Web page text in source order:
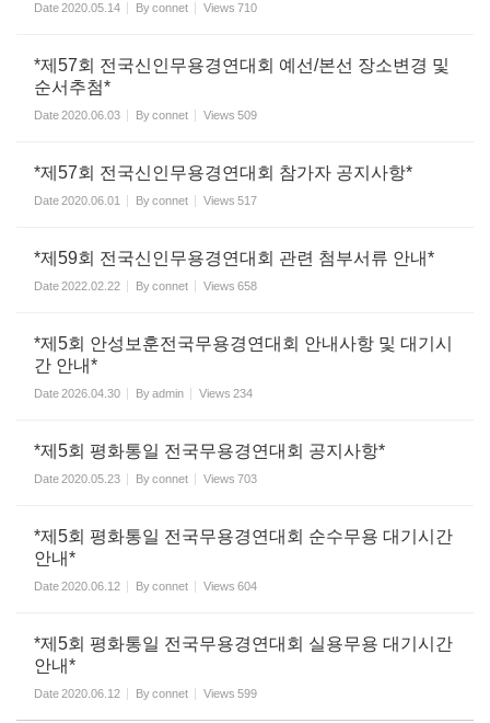
Date2020.05.14 Byconnet Views 710
*제57회 전국신인무용경연대회 예선/본선 장소변경 및
순서추첨*
Date2020.06.03 Byconnet Views 509
*제57회 전국신인무용경연대회 참가자 공지사항*
Date2020.06.01 Byconnet Views 517
*제59회 전국신인무용경연대회 관련 첨부서류 안내*
Date2022.02.22 Byconnet Views 658
*제5회 안성보훈전국무용경연대회 안내사항 및 대기시
간 안내*
Date2026.04.30 Byadmin Views 234
*제5회 평화통일 전국무용경연대회 공지사항*
Date2020.05.23 Byconnet Views 703
*제5회 평화통일 전국무용경연대회 순수무용 대기시간
안내*
Date2020.06.12 Byconnet Views 604
*제5회 평화통일 전국무용경연대회 실용무용 대기시간
안내*
Date2020.06.12 Byconnet Views 599